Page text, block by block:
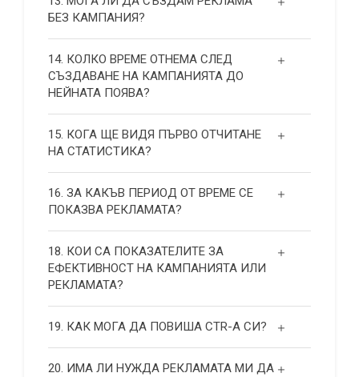
БЕЗ КАМПАНИЯ?
14. КОЛКО ВРЕМЕ ОТНЕМА СЛЕД
СЪЗДАВАНЕ НА КАМПАНИЯТА ДО
НЕЙНАТА ПОЯВА?
15. КОГА ЩЕ ВИДЯ ПЪРВО ОТЧИТАНЕ
НА СТАТИСТИКА?
16. ЗА КАКЪВ ПЕРИОД ОТ ВРЕМЕ СЕ
ПОКАЗВА РЕКЛАМАТА?
18. КОИ СА ПОКАЗАТЕЛИТЕ ЗА
ЕФЕКТИВНОСТ НА КАМПАНИЯТА ИЛИ
РЕКЛАМАТА?
19. КАК МОГА ДА ПОВИША СТR-А СИ?
20. ИМА ЛИ НУЖДА РЕКЛАМАТА МИ ДА